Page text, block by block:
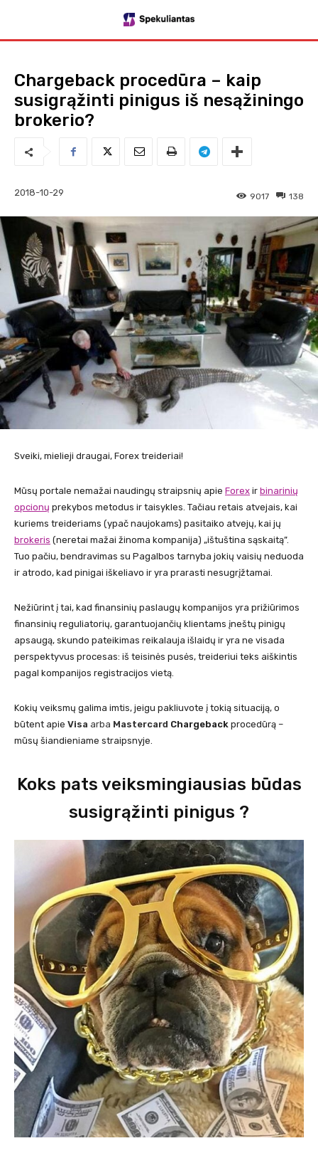
Сhargeback procedūra – kaip
susigrąžinti pinigus iš nesąžiningo
brokerio?
2018-10-29 138
9017
Sveiki, mielieji draugai, Forex treideriai!
Mūsų portale nemažai naudingų straipsnių apie Forex ir binarinių
opcionų prekybos metodus ir taisykles. Tačiau retais atvejais, kai
kuriems treideriams (ypač naujokams) pasitaiko atvejų, kai jų
brokeris (neretai mažai žinoma kompanija) „ištuština sąskaitą”.
Tuo pačiu, bendravimas su Pagalbos tarnyba jokių vaisių neduoda
ir atrodo, kad pinigai iškeliavo ir yra prarasti nesugrįžtamai.
Nežiūrint į tai, kad finansinių paslaugų kompanijos yra prižiūrimos
finansinių reguliatorių, garantuojančių klientams įneštų pinigų
apsaugą, skundo pateikimas reikalauja išlaidų ir yra ne visada
perspektyvus procesas: iš teisinės pusės, treideriui teks aiškintis
pagal kompanijos registracijos vietą.
Kokių veiksmų galima imtis, jeigu pakliuvote į tokią situaciją, o
būtent apie Visa arba Mastercard Chargeback procedūrą –
mūsų šiandieniame straipsnyje.
Koks pats veiksmingiausias būdas
susigrąžinti pinigus ?